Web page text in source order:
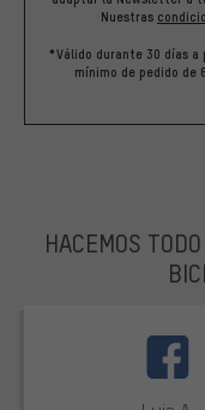
Nuestras
*Válido durante 30 días
mínimo de pedido de
HACEMOS